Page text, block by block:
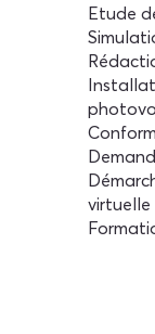
Etude
virtuelle